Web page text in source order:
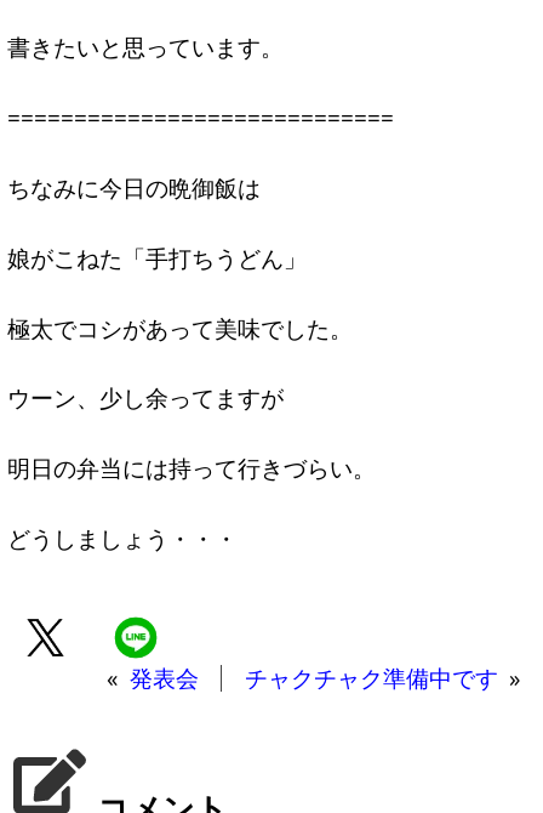
書きたいと思っています。
=============================
ちなみに今日の晩御飯は
娘がこねた「手打ちうどん」
極太でコシがあって美味でした。
ウーン、少し余ってますが
明日の弁当には持って行きづらい。
どうしましょう・・・
« 発表会 チャクチャク準備中です »